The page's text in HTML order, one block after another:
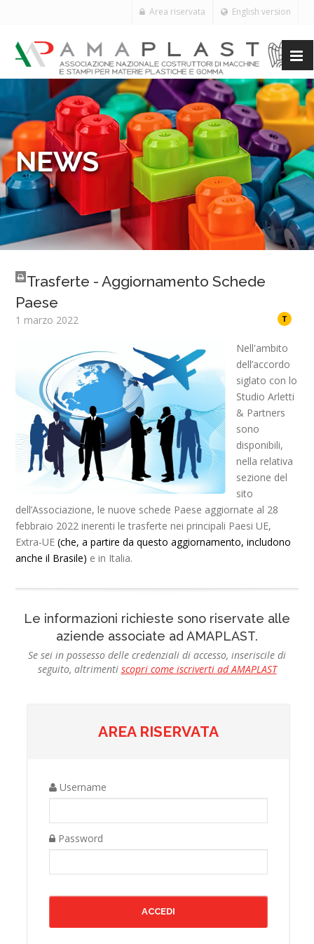
English version
Area riservata
NEWS
Trasferte - Aggiornamento Schede
Paese
1 marzo 2022 T
Nell'ambito
dell’accordo
siglato con lo
Studio Arletti
& Partners
sono
disponibili,
nella relativa
sezione del
sito
dell’Associazione, le nuove schede Paese aggiornate al 28
febbraio 2022 inerenti le trasferte nei principali Paesi UE,
Extra-UE(che, a partire da questo aggiornamento, includono
anche il Brasile) e in Italia.
Le informazioni richieste sono riservate alle
aziende associate ad AMAPLAST.
Se sei in possesso delle credenziali di accesso, inseriscile di
seguito, altrimenti scopri come iscriverti ad AMAPLAST
AREA RISERVATA
Username
Password